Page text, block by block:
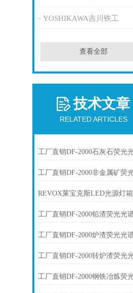
YOSHIKAWA吉川铁工
查看全部
技术文章
RELATED ARTICLES